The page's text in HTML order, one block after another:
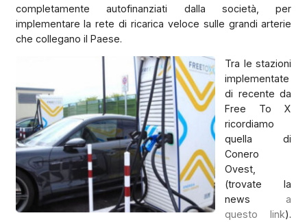
completamente autofinanziati dalla società, per
implementare la rete di ricarica veloce sulle grandi arterie
che collegano il Paese.
Tra le stazioni
implementate
di recente da
Free To X
ricordiamo
quella di
Conero
Ovest,
(trovate la
newsa
questo link).